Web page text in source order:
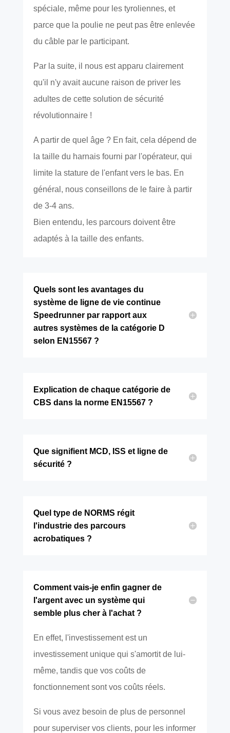
spéciale, même pour les tyroliennes, et
parce que la poulie ne peut pas être enlevée
du câble par le participant.
Par la suite, il nous est apparu clairement
qu'il n'y avait aucune raison de priver les
adultes de cette solution de sécurité
révolutionnaire !
A partir de quel âge ? En fait, cela dépend de
la taille du harnais fourni par l'opérateur, qui
limite la stature de l'enfant vers le bas. En
général, nous conseillons de le faire à partir
de 3-4 ans.
Bien entendu, les parcours doivent être
adaptés à la taille des enfants.
Quels sont les avantages du
système de ligne de vie continue
Speedrunner par rapport aux
autres systèmes de la catégorie D
selon EN15567 ?
Explication de chaque catégorie de
CBS dans la norme EN15567 ?
Que signifient MCD, ISS et ligne de
sécurité ?
Quel type de NORMS régit
l'industrie des parcours
acrobatiques ?
Comment vais-je enfin gagner de
l'argent avec un système qui
semble plus cher à l'achat ?
En effet, l'investissement est un
investissement unique qui s'amortit de lui-
même, tandis que vos coûts de
fonctionnement sont vos coûts réels.
Si vous avez besoin de plus de personnel
pour superviser vos clients, pour les informer